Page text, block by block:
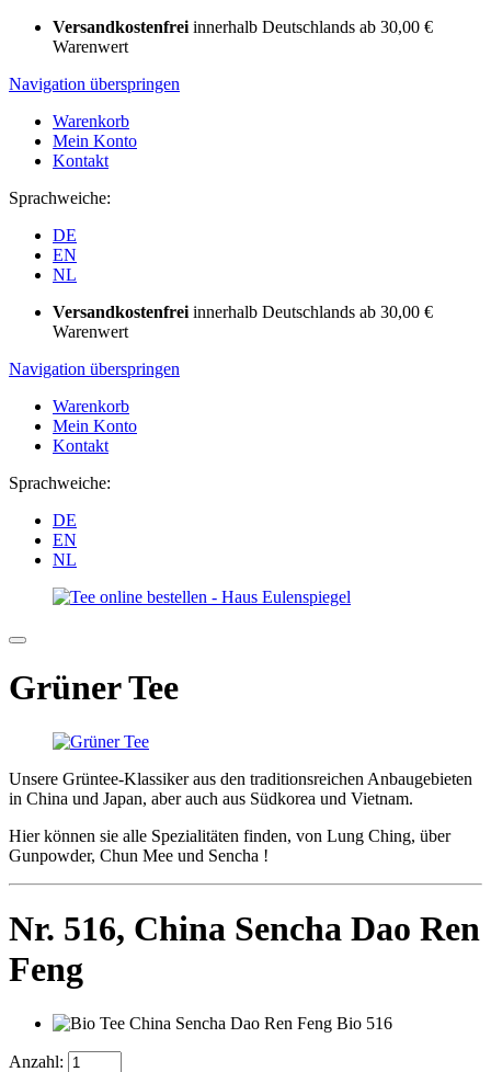
Versandkostenfrei innerhalb Deutschlands ab 30,00 €
Warenwert
Navigation überspringen
Warenkorb
Mein Konto
Kontakt
Sprachweiche:
DE
EN
NL
Versandkostenfrei innerhalb Deutschlands ab 30,00 €
Warenwert
Navigation überspringen
Warenkorb
Mein Konto
Kontakt
Sprachweiche:
DE
EN
NL
Grüner Tee
Unsere Grüntee-Klassiker aus den traditionsreichen Anbaugebieten
in China und Japan, aber auch aus Südkorea und Vietnam.
Hier können sie alle Spezialitäten finden, von Lung Ching, über
Gunpowder, Chun Mee und Sencha !
Nr. 516, China Sencha Dao Ren
Feng
Anzahl: